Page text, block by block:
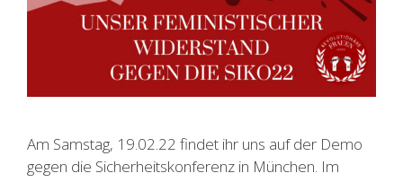
Am Samstag, 19.02.22 findet ihr uns auf der Demo
gegen die Sicherheitskonferenz in München. Im